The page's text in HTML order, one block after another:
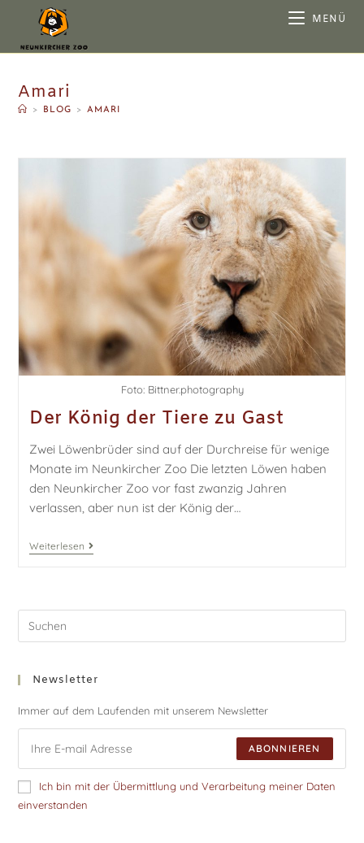
MENÜ
Amari
> BLOG > AMARI
Foto: Bittner.photography
Der König der Tiere zu Gast
Zwei Löwenbrüder sind auf der Durchreise für wenige
Monate im Neunkircher Zoo Die letzten Löwen haben
den Neunkircher Zoo vor fast zwanzig Jahren
verlassen, aber nun ist der König der…
Weiterlesen
Newsletter
Immer auf dem Laufenden mit unserem Newsletter
ABONNIEREN
Ich bin mit der Übermittlung und Verarbeitung meiner Daten
einverstanden